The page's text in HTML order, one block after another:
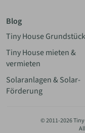
Blog
Tiny House
Tiny House mieten &
vermieten
Solaranlagen & Solar-
Förderung
© 2011-2026